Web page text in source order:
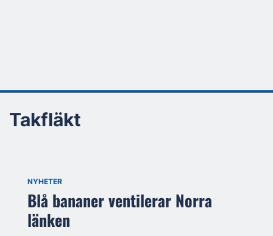
Takfläkt
NYHETER
Blå bananer ventilerar Norra
länken